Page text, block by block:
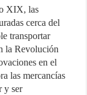
XIX, las
cerca del
transportar
la Revolución
en el
las mercancías
y ser